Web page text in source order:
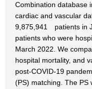
Combination database
cardiac and vascular
9,875,941 patients in
patients who were
March 2022. We
hospital mortality, and
post-COVID-19
(PS) matching. The PS